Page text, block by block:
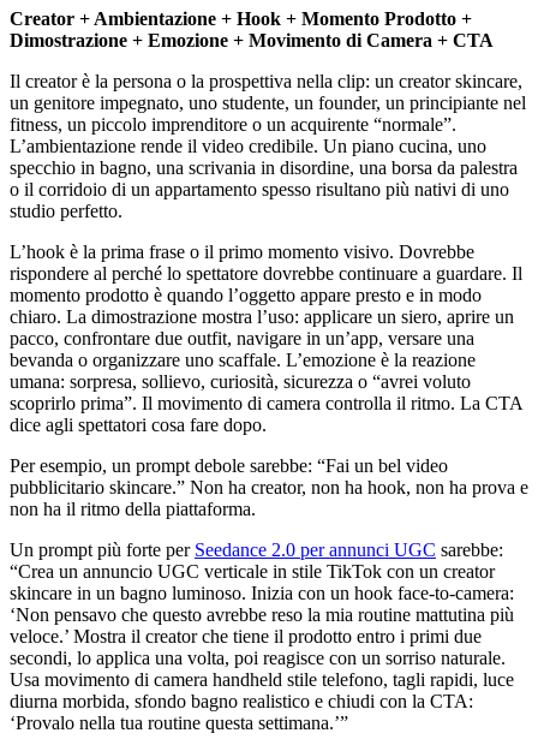
Creator + Ambientazione + Hook + Momento Prodotto +
Dimostrazione + Emozione + Movimento di Camera + CTA
Il creator è la persona o la prospettiva nella clip: un creator skincare,
un genitore impegnato, uno studente, un founder, un principiante nel
fitness, un piccolo imprenditore o un acquirente “normale”.
L’ambientazione rende il video credibile. Un piano cucina, uno
specchio in bagno, una scrivania in disordine, una borsa da palestra
o il corridoio di un appartamento spesso risultano più nativi di uno
studio perfetto.
L’hook è la prima frase o il primo momento visivo. Dovrebbe
rispondere al perché lo spettatore dovrebbe continuare a guardare. Il
momento prodotto è quando l’oggetto appare presto e in modo
chiaro. La dimostrazione mostra l’uso: applicare un siero, aprire un
pacco, confrontare due outfit, navigare in un’app, versare una
bevanda o organizzare uno scaffale. L’emozione è la reazione
umana: sorpresa, sollievo, curiosità, sicurezza o “avrei voluto
scoprirlo prima”. Il movimento di camera controlla il ritmo. La CTA
dice agli spettatori cosa fare dopo.
Per esempio, un prompt debole sarebbe: “Fai un bel video
pubblicitario skincare.” Non ha creator, non ha hook, non ha prova e
non ha il ritmo della piattaforma.
Un prompt più forte per Seedance 2.0 per annunci UGC sarebbe:
“Crea un annuncio UGC verticale in stile TikTok con un creator
skincare in un bagno luminoso. Inizia con un hook face-to-camera:
‘Non pensavo che questo avrebbe reso la mia routine mattutina più
veloce.’ Mostra il creator che tiene il prodotto entro i primi due
secondi, lo applica una volta, poi reagisce con un sorriso naturale.
Usa movimento di camera handheld stile telefono, tagli rapidi, luce
diurna morbida, sfondo bagno realistico e chiudi con la CTA:
‘Provalo nella tua routine questa settimana.’”